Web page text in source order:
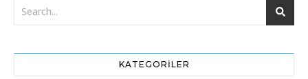
KATEGORILER